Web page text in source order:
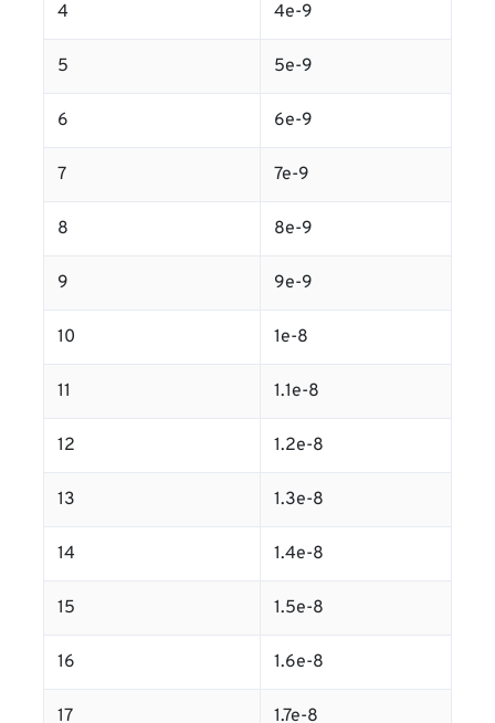
4 4e-9
5 5e-9
6 6e-9
7 7e-9
8 8e-9
9 9e-9
10 1e-8
11 1.1e-8
12 1.2e-8
13 1.3e-8
14 1.4e-8
15 1.5e-8
16 1.6e-8
17 1.7e-8